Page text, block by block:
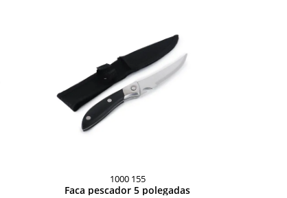
1000 155
Faca pescador 5 polegadas